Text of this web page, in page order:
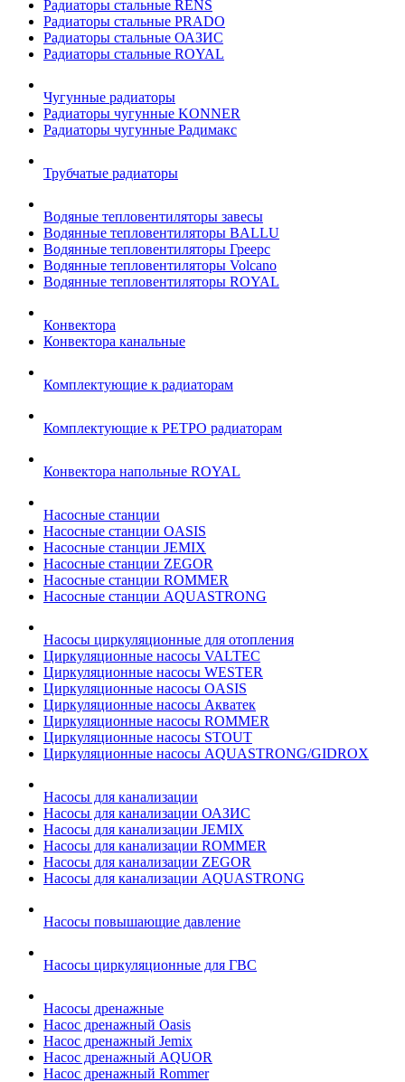
Радиаторы стальные RENS
Радиаторы стальные PRADO
Радиаторы стальные ОАЗИС
Радиаторы стальные ROYAL
Чугунные радиаторы
Радиаторы чугунные KONNER
Радиаторы чугунные Радимакс
Трубчатые радиаторы
Водяные тепловентиляторы завесы
Водянные тепловентиляторы BALLU
Водянные тепловентиляторы Греерс
Водянные тепловентиляторы Volcano
Водянные тепловентиляторы ROYAL
Конвектора
Конвектора канальные
Комплектующие к радиаторам
Комплектующие к РЕТРО радиаторам
Конвектора напольные ROYAL
Насосные станции
Насосные станции OASIS
Насосные станции JEMIX
Насосные станции ZEGOR
Насосные станции ROMMER
Насосные станции AQUASTRONG
Насосы циркуляционные для отопления
Циркуляционные насосы VALTEC
Циркуляционные насосы WESTER
Циркуляционные насосы OASIS
Циркуляционные насосы Акватек
Циркуляционные насосы ROMMER
Циркуляционные насосы STOUT
Циркуляционные насосы AQUASTRONG/GIDROX
Насосы для канализации
Насосы для канализации ОАЗИС
Насосы для канализации JEMIX
Насосы для канализации ROMMER
Насосы для канализации ZEGOR
Насосы для канализации AQUASTRONG
Насосы повышающие давление
Насосы циркуляционные для ГВС
Насосы дренажные
Насос дренажный Oasis
Насос дренажный Jemix
Насос дренажный AQUOR
Насос дренажный Rommer